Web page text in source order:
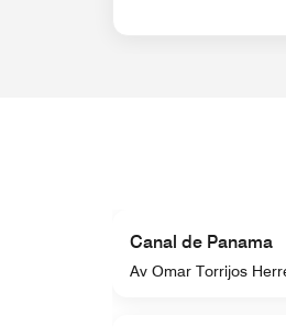
Canal de Panama
Av Omar Torrijos